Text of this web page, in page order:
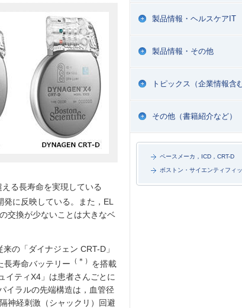
る長寿命を実現している
に反映している。また，EL
交換が少ないことは大きなベ
の「ダイナジェン CRT-D」
長寿命バッテリー （＊） を搭載
イティX4」は患者さんごとに
イラルの先端構造は，血管径
神経刺激（シャックリ）回避
製品情報・ヘルスケアIT
製品情報・その他
トピックス（企業情報含む
その他（書籍紹介など）
ペースメーカ，ICD，CRT-D
ボストン・サイエンティフィ